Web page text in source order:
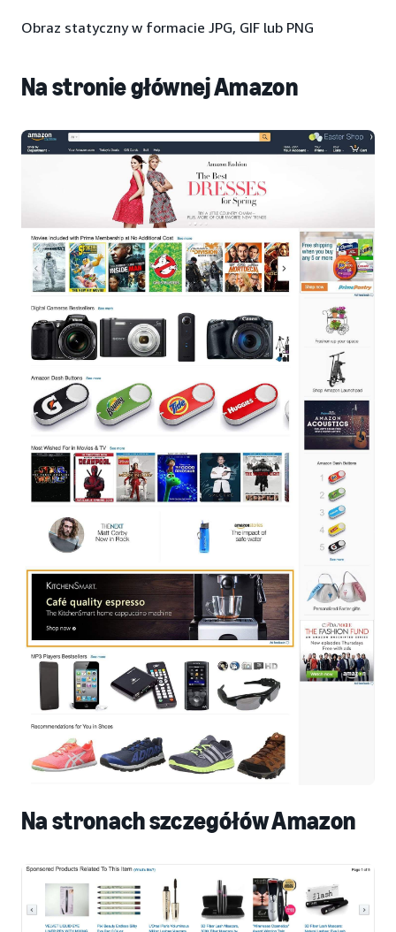
Obraz statyczny w formacie JPG, GIF lub PNG
Na stronie głównej Amazon
Na stronach szczegółów Amazon